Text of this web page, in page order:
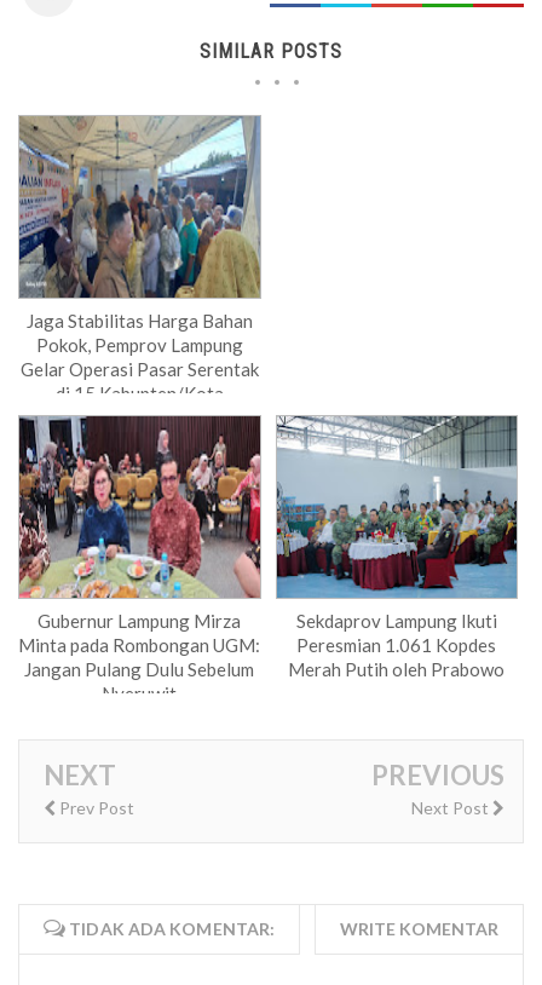
SIMILAR POSTS
Jaga Stabilitas Harga Bahan
Pokok, Pemprov Lampung
Gelar Operasi Pasar Serentak
di 15 Kabupten/Kota
Gubernur Lampung Mirza
Minta pada Rombongan UGM:
Jangan Pulang Dulu Sebelum
Nyeruwit
Sekdaprov Lampung Ikuti
Peresmian 1.061 Kopdes
Merah Putih oleh Prabowo
NEXT
Prev Post
PREVIOUS
Next Post
TIDAK ADA KOMENTAR: WRITE KOMENTAR